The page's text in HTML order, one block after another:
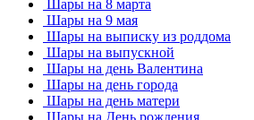
Шары на 8 марта
Шары на 9 мая
Шары на выписку из роддома
Шары на выпускной
Шары на день Валентина
Шары на день города
Шары на день матери
Шары на День рождения